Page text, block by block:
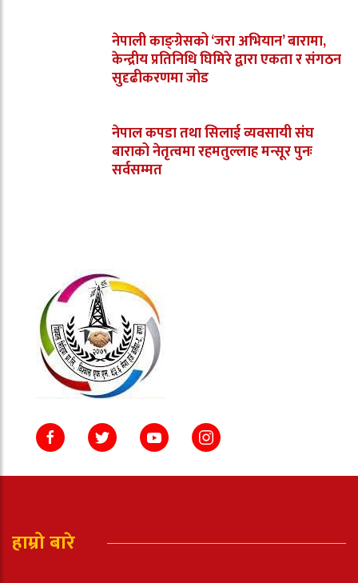
नेपाली काङ्ग्रेसको ‘जरा अभियान’ बारामा,
केन्द्रीय प्रतिनिधि घिमिरे द्वारा एकता र संगठन
सुदृढीकरणमा जोड
नेपाल कपडा तथा सिलाई व्यवसायी संघ
बाराको नेतृत्वमा रहमतुल्लाह मन्सूर पुनः
सर्वसम्मत
हाम्रो बारे